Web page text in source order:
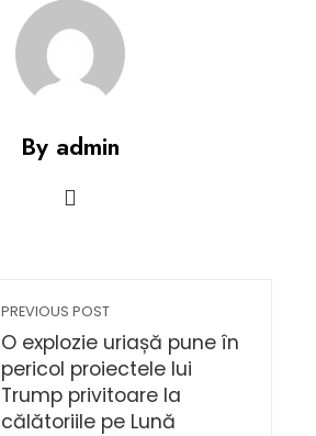
By admin
PREVIOUS POST
O explozie uriașă pune în
pericol proiectele lui
Trump privitoare la
călătoriile pe Lună